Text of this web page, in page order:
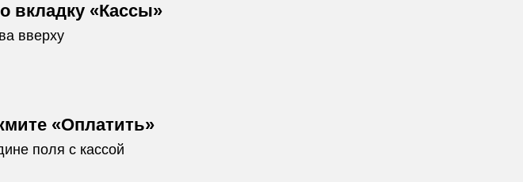
вкладку «Кассы»
вверху
«Оплатить»
поля с кассой